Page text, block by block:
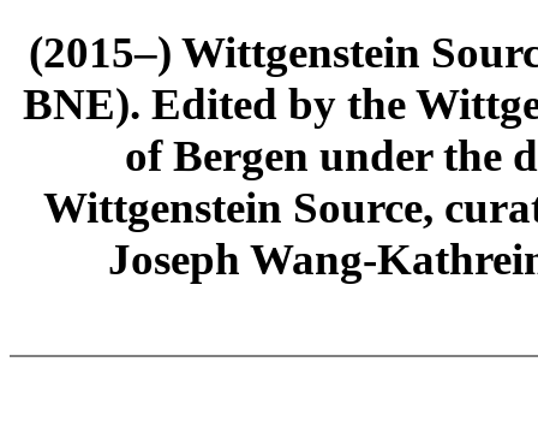
(2015–) Wittgenstein
BNE). Edited by the
of Bergen under the
Wittgenstein Source,
Joseph Wang-